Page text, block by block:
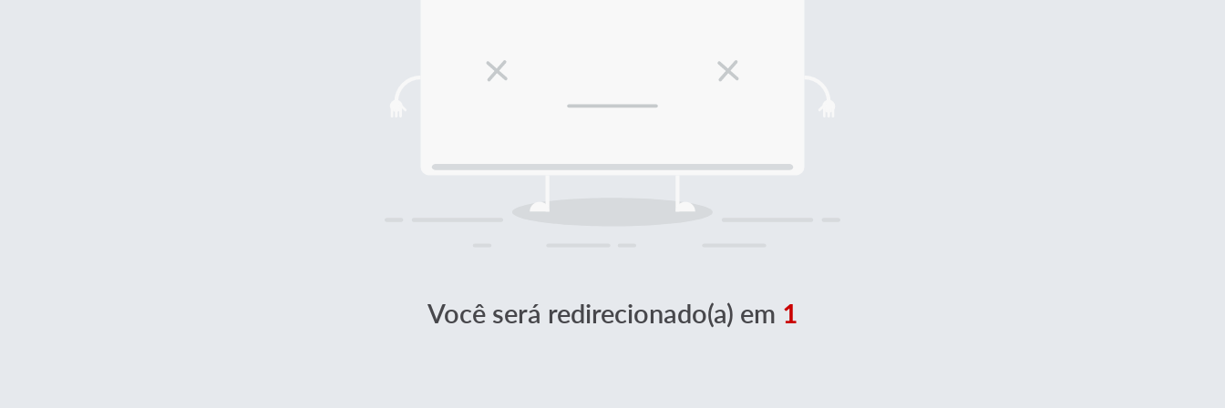
Você será redirecionado(a) em 1